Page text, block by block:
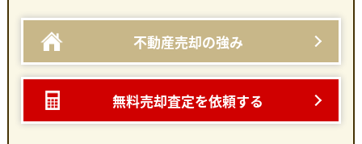
不動産売却の強み
無料売却査定を依頼する